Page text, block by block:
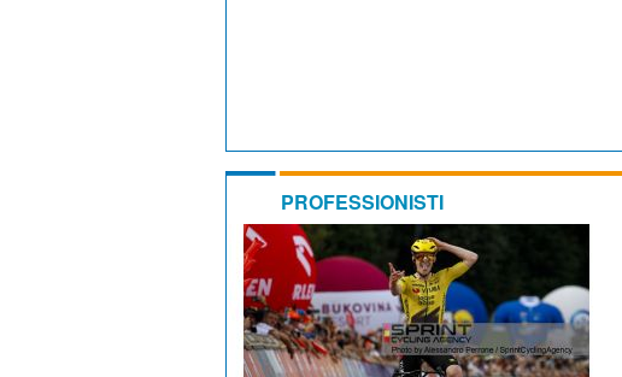
PROFESSIONISTI